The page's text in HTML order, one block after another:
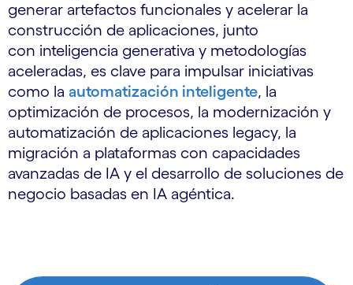
generar artefactos funcionales y acelerar la
construcción de aplicaciones, junto
con inteligencia generativa y metodologías
aceleradas, es clave para impulsar iniciativas
como la automatización inteligente, la
optimización de procesos, la modernización y
automatización de aplicaciones legacy, la
migración a plataformas con capacidades
avanzadas de IA y el desarrollo de soluciones de
negocio basadas en IA agéntica.